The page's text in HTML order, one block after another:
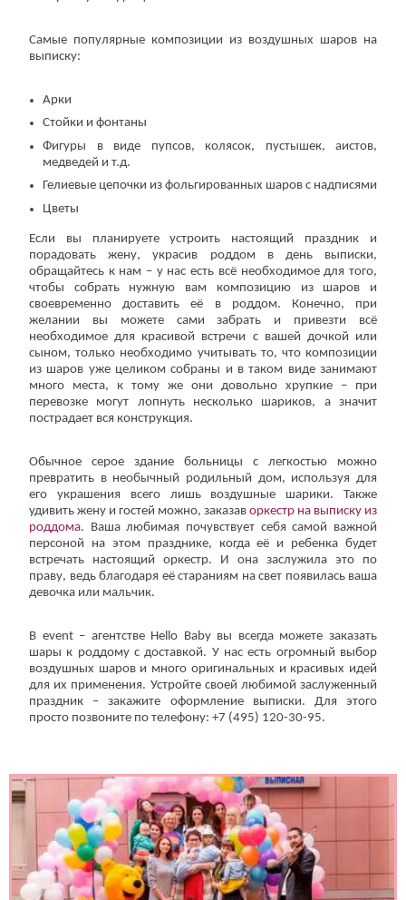
Самые популярные композиции из воздушных шаров на
выписку:
Арки
Стойки и фонтаны
Фигуры в виде пупсов, колясок, пустышек, аистов,
медведей и т.д.
Гелиевые цепочки из фольгированных шаров с надписями
Цветы
Если вы планируете устроить настоящий праздник и
порадовать жену, украсив роддом в день выписки,
обращайтесь к нам – у нас есть всё необходимое для того,
чтобы собрать нужную вам композицию из шаров и
своевременно доставить её в роддом. Конечно, при
желании вы можете сами забрать и привезти всё
необходимое для красивой встречи с вашей дочкой или
сыном, только необходимо учитывать то, что композиции
из шаров уже целиком собраны и в таком виде занимают
много места, к тому же они довольно хрупкие – при
перевозке могут лопнуть несколько шариков, а значит
пострадает вся конструкция.
Обычное серое здание больницы с легкостью можно
превратить в необычный родильный дом, используя для
его украшения всего лишь воздушные шарики. Также
удивить жену и гостей можно, заказав оркестр на выписку из
роддома. Ваша любимая почувствует себя самой важной
персоной на этом празднике, когда её и ребенка будет
встречать настоящий оркестр. И она заслужила это по
праву, ведь благодаря её стараниям на свет появилась ваша
девочка или мальчик.
В event – агентстве Hello Baby вы всегда можете заказать
шары к роддому с доставкой. У нас есть огромный выбор
воздушных шаров и много оригинальных и красивых идей
для их применения. Устройте своей любимой заслуженный
праздник – закажите оформление выписки. Для этого
просто позвоните по телефону: +7 (495) 120-30-95.